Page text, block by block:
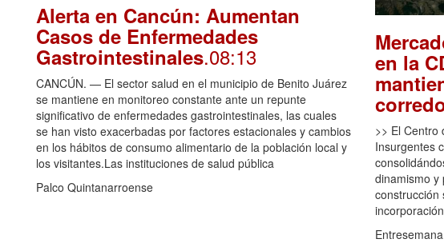
Alerta en Cancún: Aumentan
Casos de Enfermedades
Gastrointestinales.08:13
CANCÚN. — El sector salud en el municipio de Benito Juárez
se mantiene en monitoreo constante ante un repunte
significativo de enfermedades gastrointestinales, las cuales
se han visto exacerbadas por factores estacionales y cambios
en los hábitos de consumo alimentario de la población local y
los visitantes.Las instituciones de salud pública
Palco Quintanarroense
en la
>> El Centro
Insurgentes
dinamismo y
construcción